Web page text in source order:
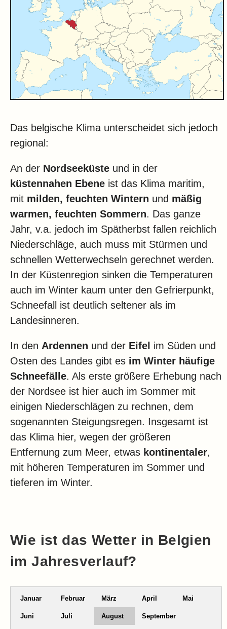
Das belgische Klima unterscheidet sich jedoch
regional:
An der Nordseeküste und in der
küstennahen Ebene ist das Klima maritim,
mit milden, feuchten Wintern und mäßig
warmen, feuchten Sommern. Das ganze
Jahr, v.a. jedoch im Spätherbst fallen reichlich
Niederschläge, auch muss mit Stürmen und
schnellen Wetterwechseln gerechnet werden.
In der Küstenregion sinken die Temperaturen
auch im Winter kaum unter den Gefrierpunkt,
Schneefall ist deutlich seltener als im
Landesinneren.
In den Ardennen und der Eifel im Süden und
Osten des Landes gibt es im Winter häufige
Schneefälle. Als erste größere Erhebung nach
der Nordsee ist hier auch im Sommer mit
einigen Niederschlägen zu rechnen, dem
sogenannten Steigungsregen. Insgesamt ist
das Klima hier, wegen der größeren
Entfernung zum Meer, etwas kontinentaler,
mit höheren Temperaturen im Sommer und
tieferen im Winter.
Wie ist das Wetter in Belgien
im Jahresverlauf?
Januar Februar März April Mai
Juni Juli August September